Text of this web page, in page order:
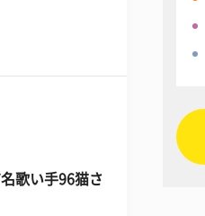
歌い手96猫さ